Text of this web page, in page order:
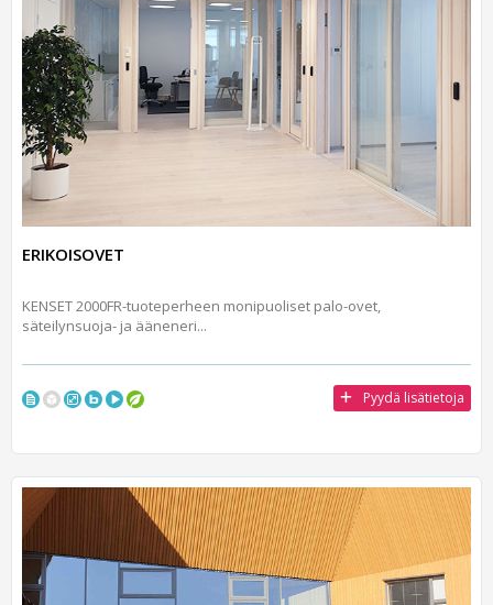
ERIKOISOVET
KENSET 2000FR-tuoteperheen monipuoliset palo-ovet,
säteilynsuoja- ja ääneneri...
Pyydä lisätietoja